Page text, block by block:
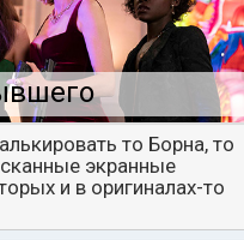
то Борна, то
экранные
и в оригиналах-то